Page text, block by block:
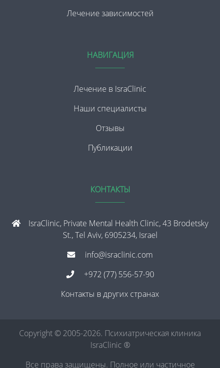
Лечение зависимостей
НАВИГАЦИЯ
Лечение в IsraClinic
Наши специалисты
Отзывы
Публикации
КОНТАКТЫ
IsraClinic, Private Mental Health Clinic, 43 Brodetsky
St., Tel Aviv, 6905234, Israel
info@israclinic.com
+972 (77) 556-57-90
Контакты в других странах
Copyright © 2005-2026. Психиатрическая клиника
IsraClinic ®
Все права защищены. Полное или частичное